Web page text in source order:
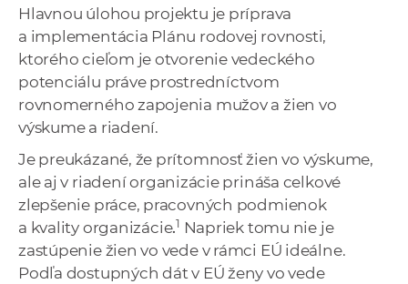
Hlavnou úlohou projektu je príprava
a implementácia Plánu rodovej rovnosti,
ktorého cieľom je otvorenie vedeckého
potenciálu práve prostredníctvom
rovnomerného zapojenia mužov a žien vo
výskume a riadení.
Je preukázané, že prítomnosť žien vo výskume,
ale aj v riadení organizácie prináša celkové
zlepšenie práce, pracovných podmienok
a kvality organizácie.1 Napriek tomu nie je
zastúpenie žien vo vede v rámci EÚ ideálne.
Podľa dostupných dát v EÚ ženy vo vede